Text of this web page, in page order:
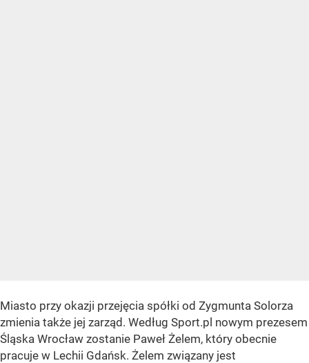
Miasto przy okazji przejęcia spółki od Zygmunta Solorza
zmienia także jej zarząd. Według Sport.pl nowym prezesem
Śląska Wrocław zostanie Paweł Żelem, który obecnie
pracuje w Lechii Gdańsk. Żelem związany jest